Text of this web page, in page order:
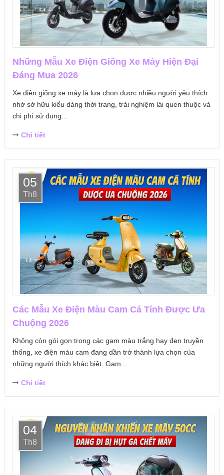
Những Mẫu Xe Điện Giống Xe Máy Hiện Đại
Đáng Mua 2026
Xe điện giống xe máy là lựa chọn được nhiều người yêu thích
nhờ sở hữu kiểu dáng thời trang, trải nghiệm lái quen thuộc và
chi phí sử dụng...
Chi tiết
05
Th8
Các Mẫu Xe Điện Màu Cam Cá Tính Được Ưa
Chuộng 2026
Không còn gói gọn trong các gam màu trắng hay đen truyền
thống, xe điện màu cam đang dần trở thành lựa chọn của
những người thích khác biệt. Gam...
Chi tiết
04
Th8